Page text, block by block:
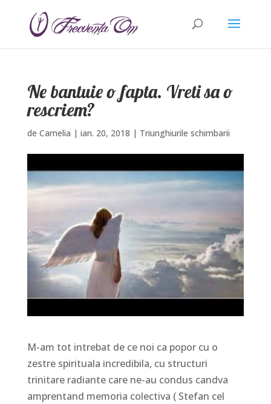
Ne bantuie o fapta. Vreti sa o
rescriem?
de Camelia | ian. 20, 2018 | Triunghiurile schimbarii
M-am tot intrebat de ce noi ca popor cu o
zestre spirituala incredibila, cu structuri
trinitare radiante care ne-au condus candva
amprentand memoria colectiva ( Stefan cel